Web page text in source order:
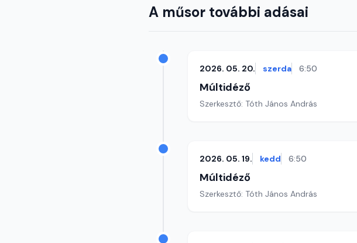
A műsor további adásai
2026. 05. 20. szerda 6:50
Múltidéző
Szerkesztő: Tóth János András
2026. 05. 19. kedd 6:50
Múltidéző
Szerkesztő: Tóth János András